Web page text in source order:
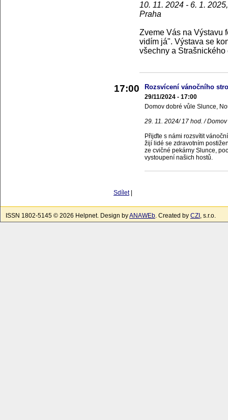
10. 11. 2024 - 6. 1.
Praha
Zveme Vás na Výstavu
vidím já". Výstava se
všechny a Strašnického
17:00 Rozsvícení vánočního
29/11/2024 - 17:00
Domov dobré vůle Slunce,
29. 11. 2024/ 17 hod. /
Přijďte s námi rozsvítit
žijí lidé se zdravotním
ze cvičné pekárny Slunce,
vystoupení našich hostů.
Sdílet
ISSN 1802-5145 © 2026 Helpnet. Design byANAWEb. Created by CZI , s.r.o.